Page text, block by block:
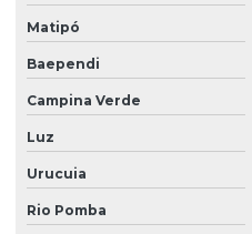
Grama são carlos em paraná
Grama são carlos em placas
Grama são carlos em são paulo
Grama são carlos a venda
Gramas para campo de futebol
Hidrossemeadura em são paulo
Matipó
Baependi
Campina Verde
Luz
Urucuia
Rio Pomba